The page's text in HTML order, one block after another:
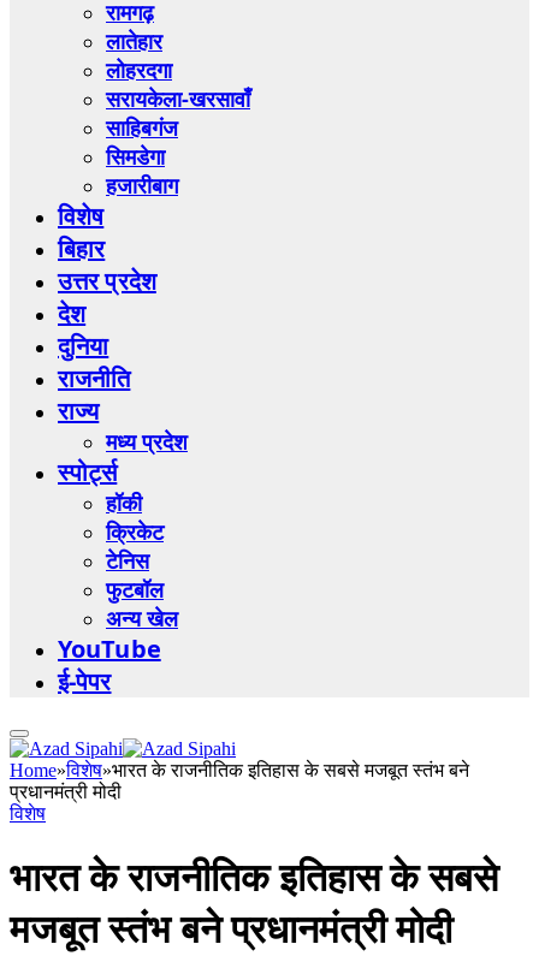
रामगढ़
लातेहार
लोहरदगा
सरायकेला-खरसावाँ
साहिबगंज
सिमडेगा
हजारीबाग
विशेष
बिहार
उत्तर प्रदेश
देश
दुनिया
राजनीति
राज्य
मध्य प्रदेश
स्पोर्ट्स
हॉकी
क्रिकेट
टेनिस
फुटबॉल
अन्य खेल
YouTube
ई-पेपर
Home»विशेष»भारत के राजनीतिक इतिहास के सबसे मजबूत स्तंभ बने
प्रधानमंत्री मोदी
विशेष
भारत के राजनीतिक इतिहास के सबसे
मजबूत स्तंभ बने प्रधानमंत्री मोदी